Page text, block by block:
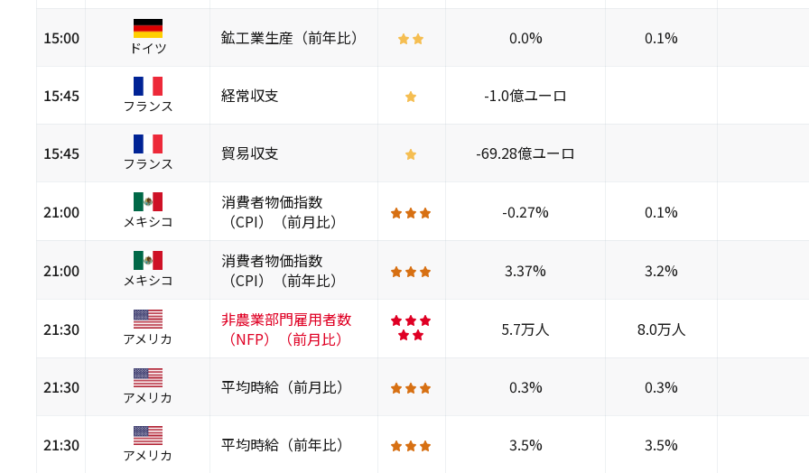
15:00 ドイツ 鉱工業生産（前年比） 0.0% 0.1%
15:45 フランス 経常収支 -1.0億ユーロ
15:45 フランス 貿易収支 -69.28億ユーロ
21:00 メキシコ
消費者物価指数
（CPI）（前月比）
-0.27% 0.1%
21:00 メキシコ
消費者物価指数
（CPI）（前年比）
3.37% 3.2%
21:30 アメリカ
非農業部門雇用者数
（NFP）（前月比）
5.7万人 8.0万人
21:30 アメリカ 平均時給（前月比） 0.3% 0.3%
21:30 アメリカ 平均時給（前年比） 3.5% 3.5%